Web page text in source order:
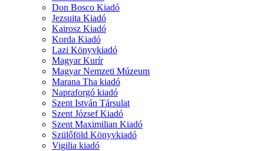
Don Bosco Kiadó
Jezsuita Kiadó
Kairosz Kiadó
Korda Kiadó
Lazi Könyvkiadó
Magyar Kurír
Magyar Nemzeti Múzeum
Marana Tha kiadó
Napraforgó kiadó
Szent István Társulat
Szent József Kiadó
Szent Maximilian Kiadó
Szülőföld Könyvkiadó
Vigilia kiadó